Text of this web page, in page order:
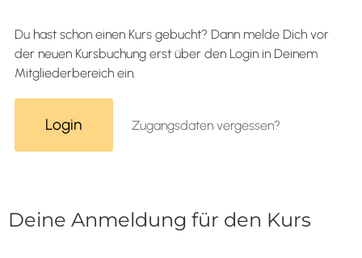
Du hast schon einen Kurs gebucht? Dann melde Dich vor
der neuen Kursbuchung erst über den Login in Deinem
Mitgliederbereich ein.
Login Zugangsdaten vergessen?
Deine Anmeldung für den Kurs